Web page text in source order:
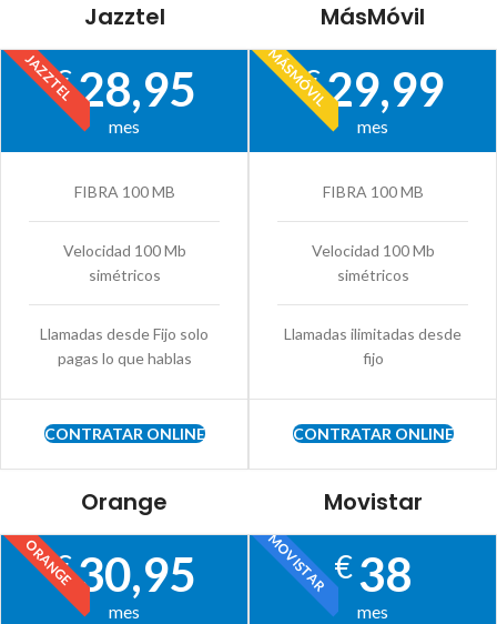
Jazztel
JAZZTEL
€28,95
mes
FIBRA 100 MB
Velocidad 100 Mb
simétricos
Llamadas desde Fijo solo
pagas lo que hablas
CONTRATAR ONLINE
MásMóvil
MÁSMÓVIL
€29,99
mes
FIBRA 100 MB
Velocidad 100 Mb
simétricos
Llamadas ilimitadas desde
fijo
CONTRATAR ONLINE
Orange
ORANGE
€30,95
mes
Movistar
MOVISTAR€38
mes